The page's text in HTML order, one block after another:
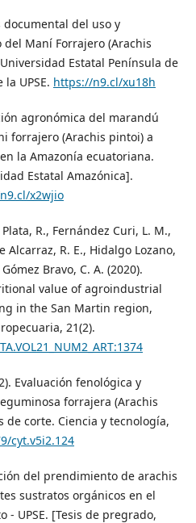
documental del uso y
Maní Forrajero (Arachis
Estatal Península de
UPSE. https://n9.cl/xu18h
agronómica del marandú
forrajero (Arachis pintoi) a
la Amazonía ecuatoriana.
Estatal Amazónica].
x2wjio
R., Fernández Curi, L. M.,
Alcarraz, R. E., Hidalgo Lozano,
Bravo, C. A. (2020).
value of agroindustrial
in the San Martin region,
21(2).
Evaluación fenológica y
forrajera (Arachis
corte. Ciencia y tecnología,
cyt.v5i2.124
del prendimiento de arachis
sustratos orgánicos en el
UPSE. [Tesis de pregrado,